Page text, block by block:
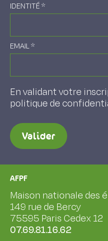
IDENTITÉ*
EMAIL*
En validant votre
politique de
Valider
AFPF
Maison nationale des
149 rue de Bercy
75595 Paris Cedex 12
07.69.81.16.62